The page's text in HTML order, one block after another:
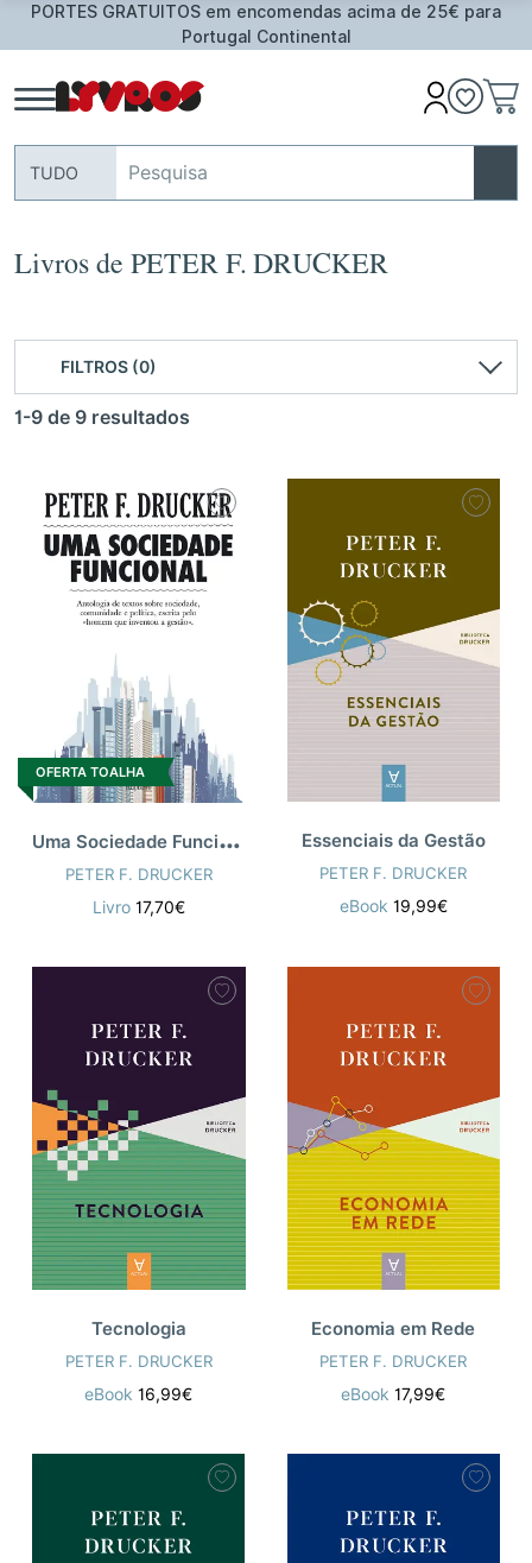
PORTES GRATUITOS em encomendas acima de 25€ para
Portugal Continental
TUDO
Livros de PETER F. DRUCKER
FILTROS (0)
1-9 de 9 resultados
OFERTA TOALHA
U
ma Sociedade Funcional
PETER F. DRUCKER
Livro 17,70€
Essenciais da Gestão
PETER F. DRUCKER
eBook 19,99€
Tecnologia
PETER F. DRUCKER
eBook16,99€
Economia em Rede
PETER F. DRUCKER
eBook17,99€